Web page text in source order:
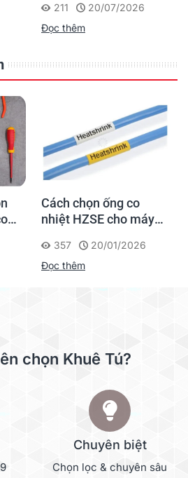
dấu một lần, tra cứu
trọn đời công trình
211
20/07/2026
Đọc thêm
Cách chọn ống co
nhiệt HZSE cho máy in
357
20/01/2026
Đọc thêm
chọn Khuê Tú?
Chuyên biệt
Chọn lọc & chuyên sâu